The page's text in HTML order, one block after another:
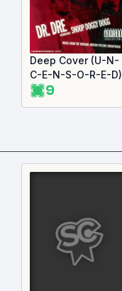
Deep Cover (U-N-
C-E-N-S-O-R-E-D)
9